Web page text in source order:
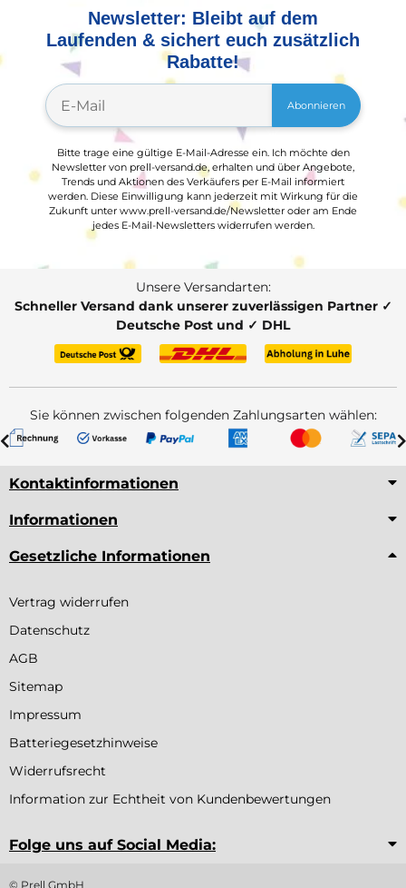
Newsletter: Bleibt auf dem
Laufenden & sichert euch zusätzlich
Rabatte!
Abonnieren
Bitte trage eine gültige E-Mail-Adresse ein. Ich möchte den
Newsletter von prell-versand.de, erhalten und über Angebote,
Trends und Aktionen des Verkäufers per E-Mail informiert
werden. Diese Einwilligung kann jederzeit mit Wirkung für die
Zukunft unter www.prell-versand.de/Newsletter oder am Ende
jedes E-Mail-Newsletters widerrufen werden.
Unsere Versandarten:
Schneller Versand dank unserer zuverlässigen Partner ✓
Deutsche Post und ✓ DHL
Sie können zwischen folgenden Zahlungsarten wählen:
Kontaktinformationen
Informationen
Gesetzliche Informationen
Vertrag widerrufen
Datenschutz
AGB
Sitemap
Impressum
Batteriegesetzhinweise
Widerrufsrecht
Information zur Echtheit von Kundenbewertungen
Folge uns auf Social Media:
© Prell GmbH